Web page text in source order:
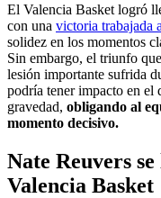
El Valencia Basket logró
con una victoria trabajada
solidez en los momentos
Sin embargo, el triunfo
lesión importante sufrida
podría tener impacto en el
gravedad, obligando al
momento decisivo.
Nate Reuvers
Valencia Basket